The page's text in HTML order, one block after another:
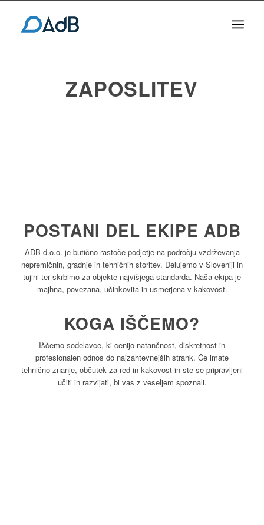
ZAPOSLITEV
POSTANI DEL EKIPE ADB
ADB d.o.o. je butično rastoče podjetje na področju vzdrževanja
nepremičnin, gradnje in tehničnih storitev. Delujemo v Sloveniji in
tujini ter skrbimo za objekte najvišjega standarda. Naša ekipa je
majhna, povezana, učinkovita in usmerjena v kakovost.
KOGA IŠČEMO?
Iščemo sodelavce, ki cenijo natančnost, diskretnost in
profesionalen odnos do najzahtevnejših strank. Če imate
tehnično znanje, občutek za red in kakovost in ste se pripravljeni
učiti in razvijati, bi vas z veseljem spoznali.